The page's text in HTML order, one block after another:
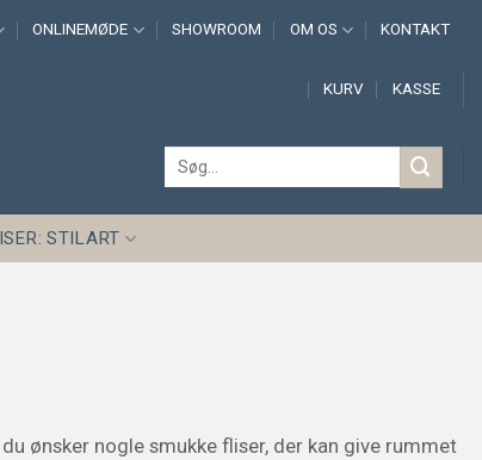
ONLINEMØDE SHOWROOM OM OS KONTAKT
KURV KASSE
Søg
efter:
STILART
ønsker nogle smukke fliser, der kan give rummet